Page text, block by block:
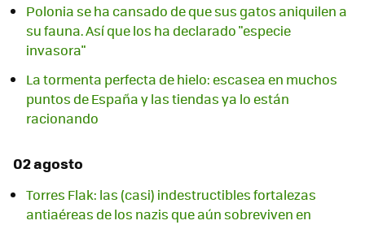
Polonia se ha cansado de que sus gatos aniquilen a
su fauna. Así que los ha declarado "especie
invasora"
La tormenta perfecta de hielo: escasea en muchos
puntos de España y las tiendas ya lo están
racionando
02 agosto
Torres Flak: las (casi) indestructibles fortalezas
antiaéreas de los nazis que aún sobreviven en